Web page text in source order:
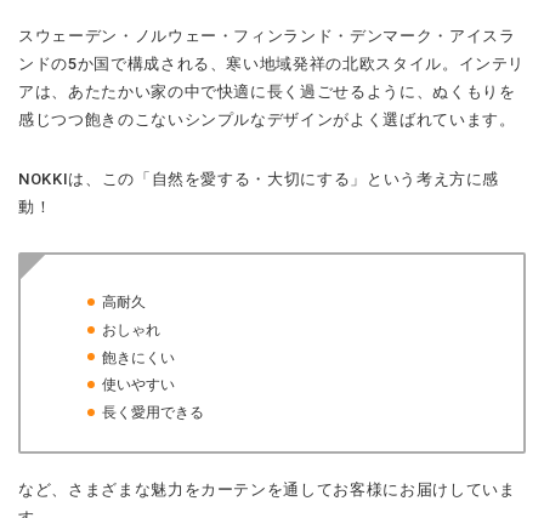
スウェーデン・ノルウェー・フィンランド・デンマーク・アイスラ
ンドの5か国で構成される、寒い地域発祥の北欧スタイル。インテリ
アは、あたたかい家の中で快適に長く過ごせるように、ぬくもりを
感じつつ飽きのこないシンプルなデザインがよく選ばれています。
NOKKIは、この「自然を愛する・大切にする」という考え方に感
動！
高耐久
おしゃれ
飽きにくい
使いやすい
長く愛用できる
など、さまざまな魅力をカーテンを通してお客様にお届けしていま